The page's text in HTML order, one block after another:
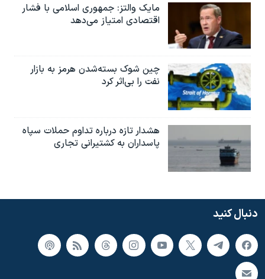
مایک والتز: جمهوری اسلامی با فشار
اقتصادی امتیاز می‌دهد
چین شوک بسته‌شدن هرمز به بازار
نفت را بی‌اثر کرد
هشدار تازه درباره تداوم حملات سپاه
پاسداران به کشتیرانی تجاری
دنبال کنید